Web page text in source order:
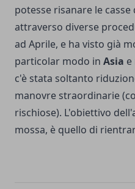
potesse risanare le casse
attraverso diverse
ad Aprile, e ha visto già
particolar modo in Asia e
c'è stata soltanto
manovre straordinarie
rischiose). L'obiettivo
mossa, è quello di